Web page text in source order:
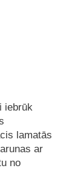
iebrūk
lamatās
ar
no